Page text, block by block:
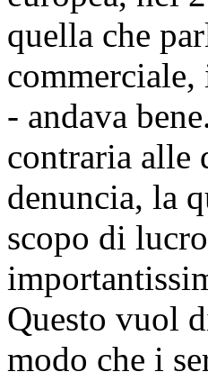
quella che
- andava
contraria alle
denuncia, la
scopo di
Questo vuol
modo che i